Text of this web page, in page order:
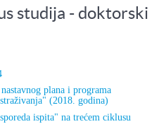
studija - doktorski
plana i programa
(2018. godina)
ispita" na trećem ciklusu